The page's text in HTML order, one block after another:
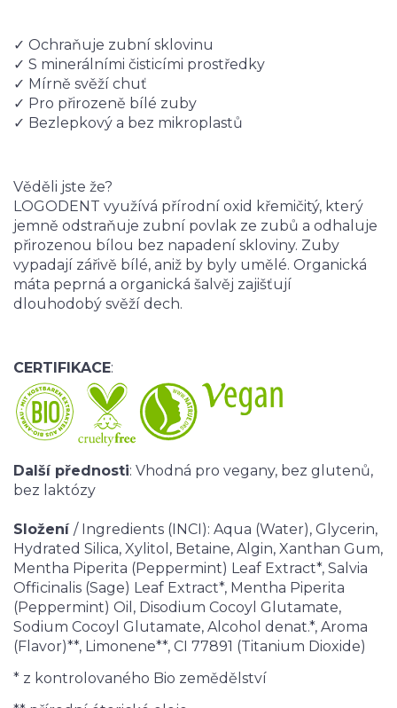
✓ Ochraňuje zubní sklovinu
✓ S minerálními čisticími prostředky
✓ Mírně svěží chuť
✓ Pro přirozeně bílé zuby
✓ Bezlepkový a bez mikroplastů
Věděli jste že?
LOGODENT využívá přírodní oxid křemičitý, který
jemně odstraňuje zubní povlak ze zubů a odhaluje
přirozenou bílou bez napadení skloviny. Zuby
vypadají zářivě bílé, aniž by byly umělé. Organická
máta peprná a organická šalvěj zajišťují
dlouhodobý svěží dech.
CERTIFIKACE:
Další přednosti: Vhodná pro vegany, bez glutenů,
bez laktózy
Složení / Ingredients (INCI): Aqua (Water), Glycerin,
Hydrated Silica, Xylitol, Betaine, Algin, Xanthan Gum,
Mentha Piperita (Peppermint) Leaf Extract*, Salvia
Officinalis (Sage) Leaf Extract*, Mentha Piperita
(Peppermint) Oil, Disodium Cocoyl Glutamate,
Sodium Cocoyl Glutamate, Alcohol denat.*, Aroma
(Flavor)**, Limonene**, CI 77891 (Titanium Dioxide)
* z kontrolovaného Bio zemědělství